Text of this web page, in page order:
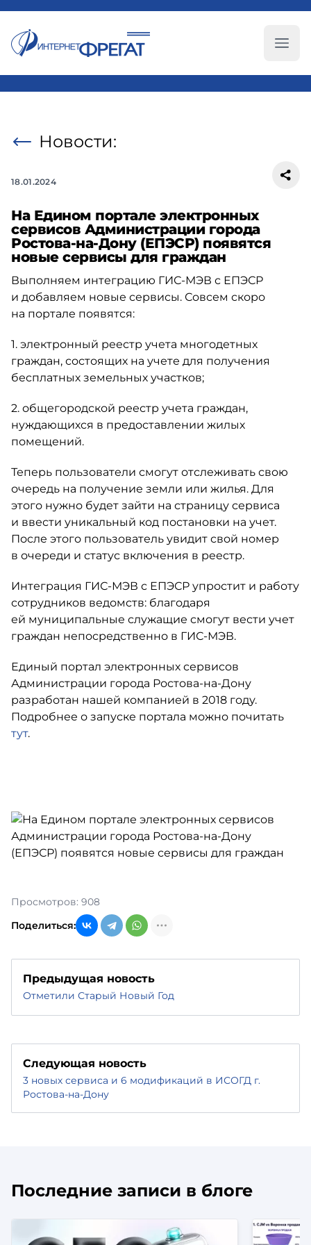
Новости:
18.01.2024
На Едином портале электронных
сервисов Администрации города
Ростова-на-Дону (ЕПЭСР) появятся
новые сервисы для граждан
Выполняем интеграцию ГИС-МЭВ с ЕПЭСР
и добавляем новые сервисы. Совсем скоро
на портале появятся:
1. электронный реестр учета многодетных
граждан, состоящих на учете для получения
бесплатных земельных участков;
2. общегородской реестр учета граждан,
нуждающихся в предоставлении жилых
помещений.
Теперь пользователи смогут отслеживать свою
очередь на получение земли или жилья. Для
этого нужно будет зайти на страницу сервиса
и ввести уникальный код постановки на учет.
После этого пользователь увидит свой номер
в очереди и статус включения в реестр.
Интеграция ГИС-МЭВ с ЕПЭСР упростит и работу
сотрудников ведомств: благодаря
ей муниципальные служащие смогут вести учет
граждан непосредственно в ГИС-МЭВ.
Единый портал электронных сервисов
Администрации города Ростова-на-Дону
разработан нашей компанией в 2018 году.
Подробнее о запуске портала можно почитать
тут.
Просмотров: 908
Поделиться:
Предыдущая новость
Отметили Старый Новый Год
Следующая новость
3 новых сервиса и 6 модификаций в ИСОГД г.
Ростова-на-Дону
Последние записи в блоге